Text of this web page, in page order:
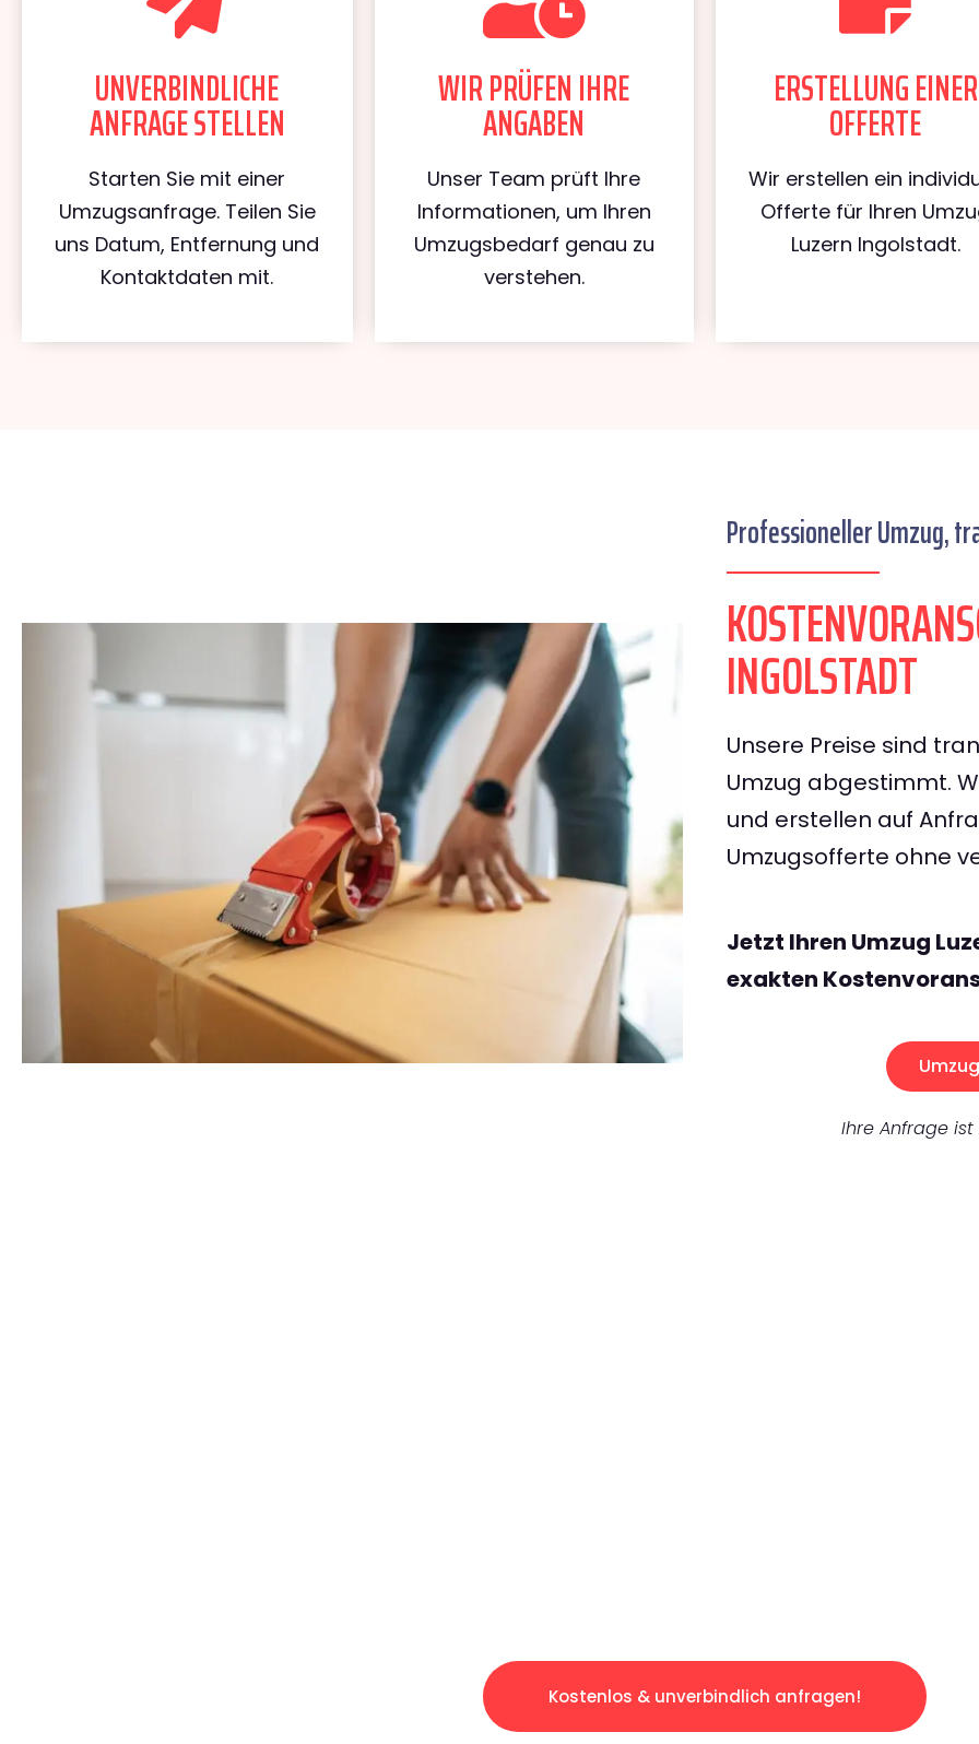
UNVERBINDLICHE
ANFRAGE STELLEN
Starten Sie mit einer
Umzugsanfrage. Teilen Sie
uns Datum, Entfernung und
Kontaktdaten mit.
WIR PRÜFEN IHRE
ANGABEN
Unser Team prüft Ihre
Informationen, um Ihren
Umzugsbedarf genau zu
verstehen.
ERSTELLUNG EINER
OFFERTE
Wir erstellen ein
Offerte für Ihren
Luzern Ingolstadt.
Professioneller Umzug,
INGOLSTADT
Unsere Preise sind
Umzug abgestimmt.
und erstellen auf
Umzugsofferte ohne
Jetzt Ihren Umzug
exakten
Ihre Anfrage ist
Kostenlos & unverbindlich anfragen!